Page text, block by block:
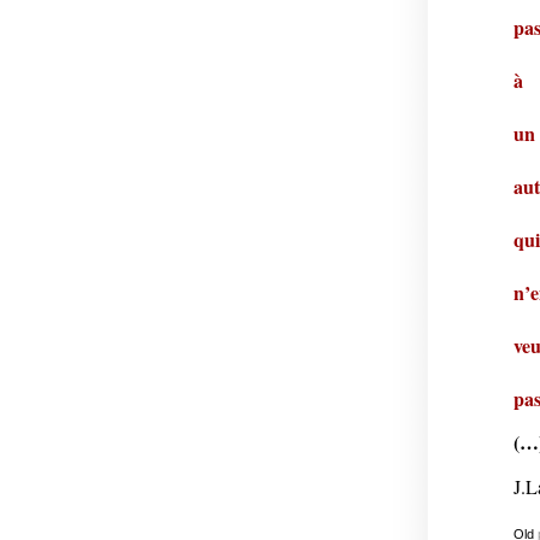
pas
à
un
qui
pas
Old